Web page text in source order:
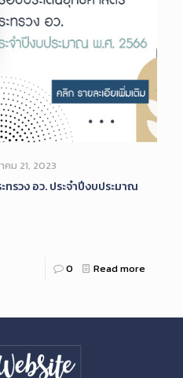
คม 21, 2023
รวง อว. ประจำปีงบประมาณ
0 Read more